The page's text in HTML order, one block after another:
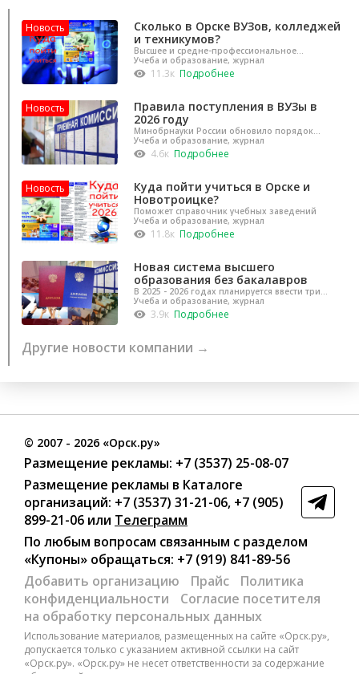
Новость
Сколько в Орске ВУЗов, колледжей
и техникумов?
Высшее и средне-профессиональное
образование можно получить в Орске
Учеба и образование, журнал
11.3к Подробнее
Новость
Правила поступления в ВУЗы в
2026 году
Минобрнауки России обновило порядок
приема в ВУЗы
Учеба и образование, журнал
4.6к Подробнее
Новость
Куда пойти учиться в Орске и
Новотроицке?
Поможет справочник учебных заведений
Учеба и образование, журнал
11.8к Подробнее
Новая система высшего
образования без бакалавров
В 2025 - 2026 годах планируется ввести три
уровня обучения
Учеба и образование, журнал
3.9к Подробнее
Другие новости компании →
© 2007 - 2026 «Орск.ру»
Размещение рекламы: +7 (3537) 25-08-07
Размещение рекламы в Каталоге
организаций: +7 (3537) 31-21-06, +7 (905)
899-21-06 или Телеграмм
По любым вопросам связанным с разделом
«Купоны» обращаться: +7 (919) 841-89-56
Добавить организацию
Прайс
Политика
конфиденциальности
Согласие посетителя
на обработку персональных данных
Использование материалов, размещенных на сайте «Орск.ру»,
допускается только с указанием активной ссылки на сайт
«Орск.ру». «Орск.ру» не несет ответственности за содержание